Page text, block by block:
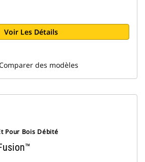
Voir Les Détails
Comparer des modèles
Pour Bois Débité